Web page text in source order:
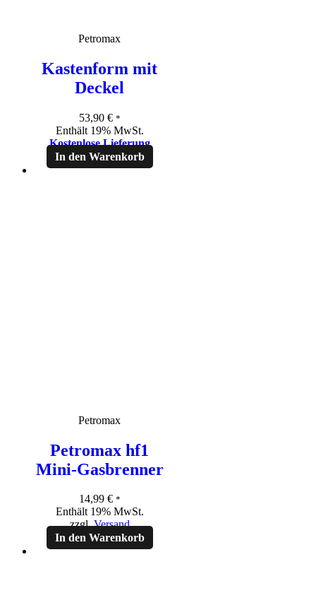
Petromax
Kastenform mit
Deckel
53,90 € *
Enthält 19% MwSt.
Kostenlose Lieferung
In den Warenkorb
Petromax
Petromax hf1
Mini-Gasbrenner
14,99 € *
Enthält 19% MwSt.
zzgl.Versand
In den Warenkorb